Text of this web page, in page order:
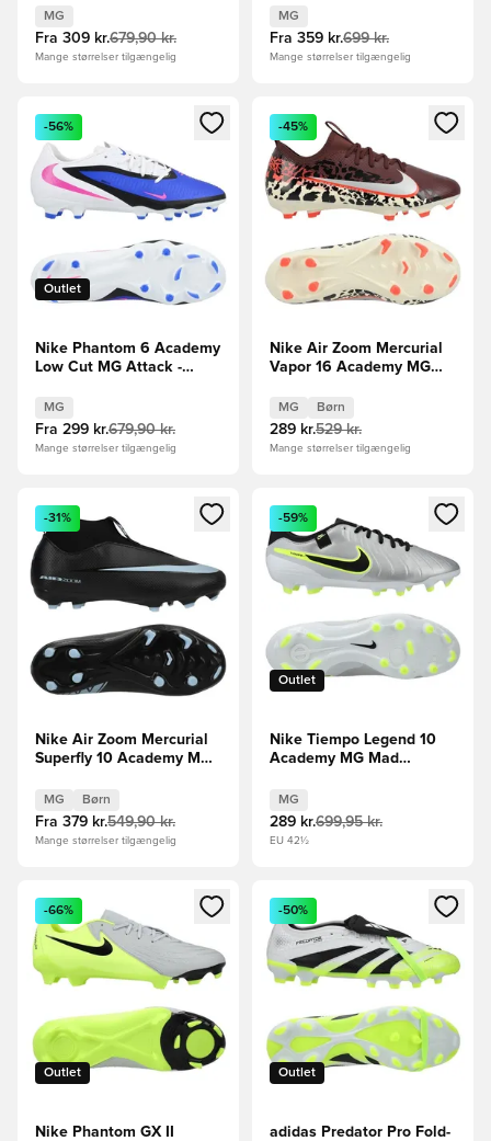
MG
Fra 309 kr.679,90 kr.
Mange størrelser tilgængelig
Bordeaux/Sølv/Rød/Grå
MG
Fra 359 kr.699 kr.
Mange størrelser tilgængelig
Åbner en Modal til at logge ind eller tilmelde dig som
Outlet
-56%
Nike Phantom 6 Academy
Low Cut MG Attack -
MG
Fra 299 kr.679,90 kr.
Mange størrelser tilgængelig
Åbner en Modal til at logge
-45%
Nike Air Zoom Mercurial
Vapor 16 Academy MG
Bordeaux/Sølv/Rød/Grå
Børn
MG Børn
289 kr.529 kr.
Mange størrelser tilgængelig
Åbner en Modal til at logge ind eller tilmelde dig som
-31%
Nike Air Zoom Mercurial
Superfly 10 Academy MG
MG Børn
Fra 379 kr.549,90 kr.
Mange størrelser tilgængelig
Åbner en Modal til at logge
Outlet
-59%
Nike Tiempo Legend 10
Academy MG Mad
MG
289 kr.699,95 kr.
EU 42½
Åbner en Modal til at logge ind eller tilmelde dig som
Outlet
-66%
Nike Phantom GX II
Åbner en Modal til at logge
Outlet
-50%
adidas Predator Pro Fold-